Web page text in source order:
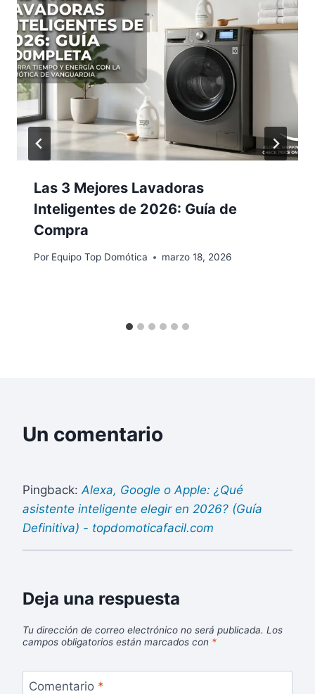
Las 3 Mejores Lavadoras
Inteligentes de 2026: Guía de
Compra
Por Equipo Top Domótica marzo 18, 2026
Un comentario
Pingback:Alexa, Google o Apple: ¿Qué
asistente inteligente elegir en 2026? (Guía
Definitiva) - topdomoticafacil.com
Deja una respuesta
Tu dirección de correo electrónico no será publicada. Los
campos obligatorios están marcados con *
Comentario *